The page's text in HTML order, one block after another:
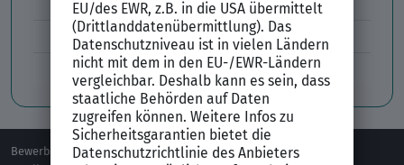
Lücken im Lebenslauf
Tabellarischer Lebenslauf
Professionelles Bewerbungsfoto
Bewerben
Berufsorientierung